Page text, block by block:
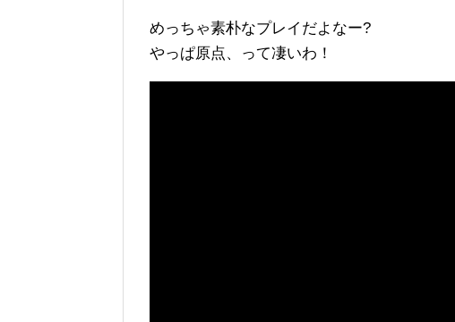
めっちゃ素朴なプレイだよなー?
やっぱ原点、って凄いわ！